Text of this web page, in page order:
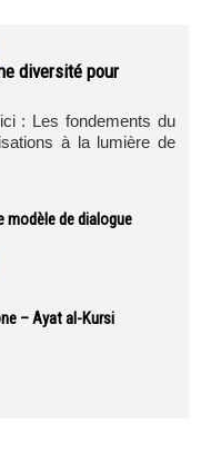
diversité pour
: Les fondements du
à la lumière de
modèle de dialogue
– Ayat al-Kursi